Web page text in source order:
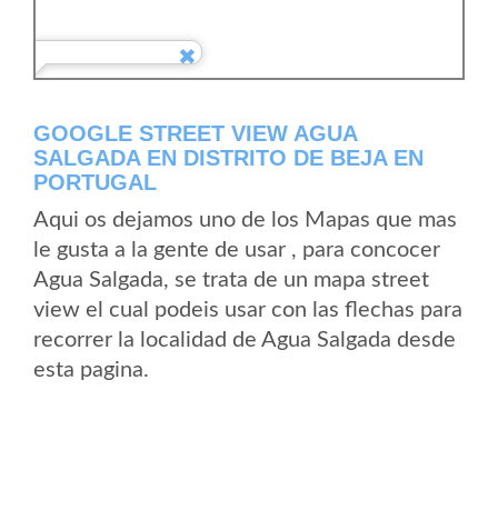
GOOGLE STREET VIEW AGUA
SALGADA EN DISTRITO DE BEJA EN
PORTUGAL
Aqui os dejamos uno de los Mapas que mas
le gusta a la gente de usar , para concocer
Agua Salgada, se trata de un mapa street
view el cual podeis usar con las flechas para
recorrer la localidad de Agua Salgada desde
esta pagina.